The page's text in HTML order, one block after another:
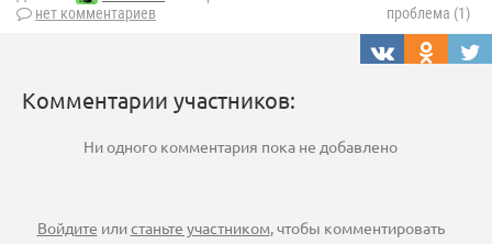
нет комментариев
проблема (1)
Комментарии участников:
Ни одного комментария пока не добавлено
Войдите илистаньте участником, чтобы комментировать